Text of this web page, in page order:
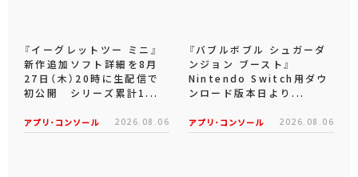
『イーグレットツー ミニ』
新作追加ソフト詳細を8月
27日（木）20時に生配信で
初公開 シリーズ累計1...
アプリ･コンソール 2026.08.06
『バブルボブル シュガーダ
ンジョン ブースト』
Nintendo Switch用ダウ
ンロード版本日より...
アプリ･コンソール 2026.08.06